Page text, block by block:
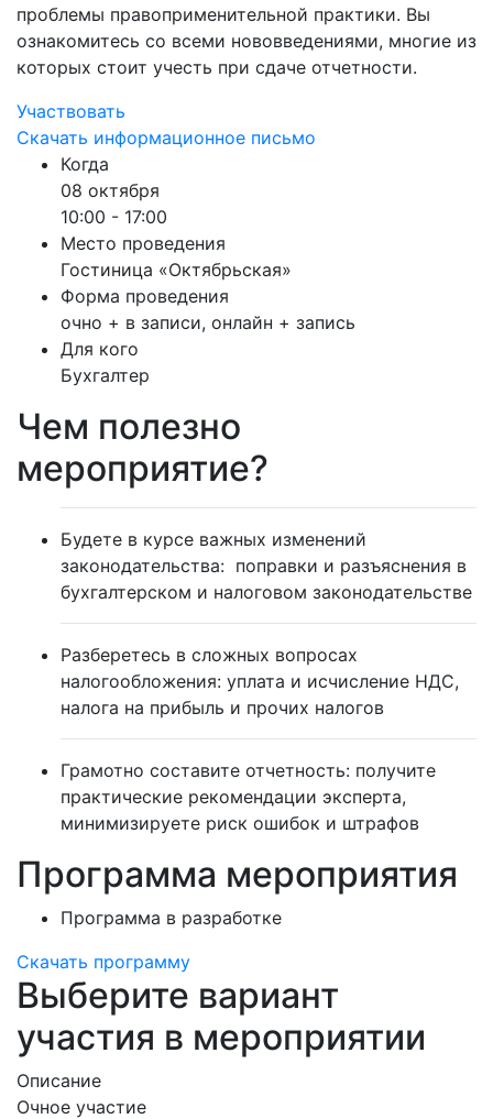
проблемы правоприменительной практики. Вы
ознакомитесь со всеми нововведениями, многие из
которых стоит учесть при сдаче отчетности.
Участвовать
Скачать информационное письмо
Когда
08 октября
10:00 - 17:00
Место проведения
Гостиница «Октябрьская»
Форма проведения
очно + в записи, онлайн + запись
Для кого
Бухгалтер
Чем полезно
мероприятие?
Будете в курсе важных изменений
законодательства: поправки и разъяснения в
бухгалтерском и налоговом законодательстве
Разберетесь в сложных вопросах
налогообложения: уплата и исчисление НДС,
налога на прибыль и прочих налогов
Грамотно составите отчетность: получите
практические рекомендации эксперта,
минимизируете риск ошибок и штрафов
Программа мероприятия
Программа в разработке
Скачать программу
Выберите вариант
участия в мероприятии
Описание
Очное участие